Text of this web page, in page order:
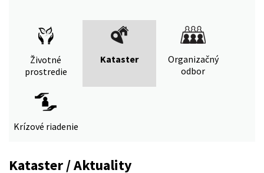
Životné
prostredie
Kataster
Organizačný
odbor
Krízové riadenie
Kataster / Aktuality